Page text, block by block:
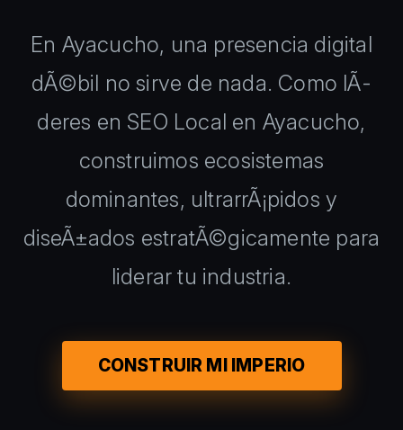
En Ayacucho, una presencia digital
dÃ©bil no sirve de nada. Como lÃ­
deres en SEO Local en Ayacucho,
construimos ecosistemas
dominantes, ultrarrÃ¡pidos y
diseÃ±ados estratÃ©gicamente para
liderar tu industria.
CONSTRUIR MI IMPERIO